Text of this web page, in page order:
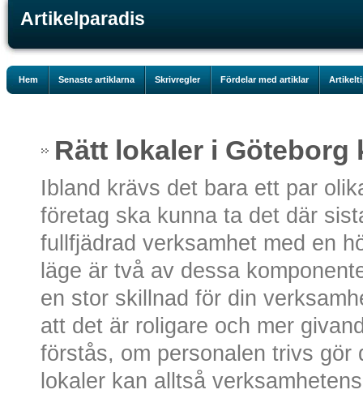
Artikelparadis
Hem Senaste artiklarna Skrivregler Fördelar med artiklar
Rätt lokaler i Göteborg
Ibland krävs det bara ett par
företag ska kunna ta det där
fullfjädrad verksamhet med en
läge är två av dessa
en stor skillnad för din
att det är roligare och mer
förstås, om personalen trivs
lokaler kan alltså